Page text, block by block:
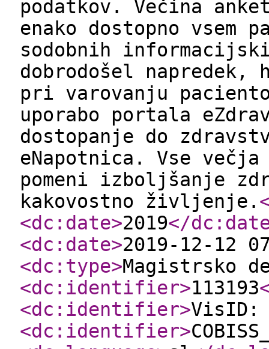
podatkov. Večina
enako dostopno vsem
sodobnih
dobrodošel
pri varovanju
uporabo portala
dostopanje do
eNapotnica. Vse
pomeni izboljšanje
kakovostno življenje.
<dc:date>2019</
<dc:date>2019-12-12
<dc:type>Magistrsko
<dc:identifier>113193
<dc:identifier>VisID:
<dc:identifier>